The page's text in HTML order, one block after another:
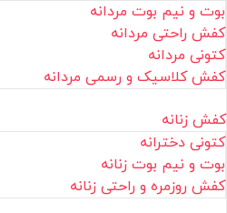
بوت و نیم بوت مردانه
کفش راحتی مردانه
کتونی مردانه
کفش کلاسیک و رسمی مردانه
کفش زنانه
کتونی دخترانه
بوت و نیم بوت زنانه
کفش روزمره و راحتی زنانه